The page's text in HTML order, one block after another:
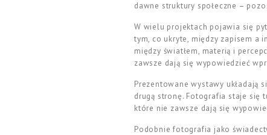
dawne struktury społeczne –
W wielu projektach pojawia się
tym, co ukryte, między zapisem a
między światłem, materią i
zawsze dają się wypowiedzieć
Prezentowane wystawy
drugą stronę. Fotografia staje się
które nie zawsze dają się
Podobnie fotografia jako